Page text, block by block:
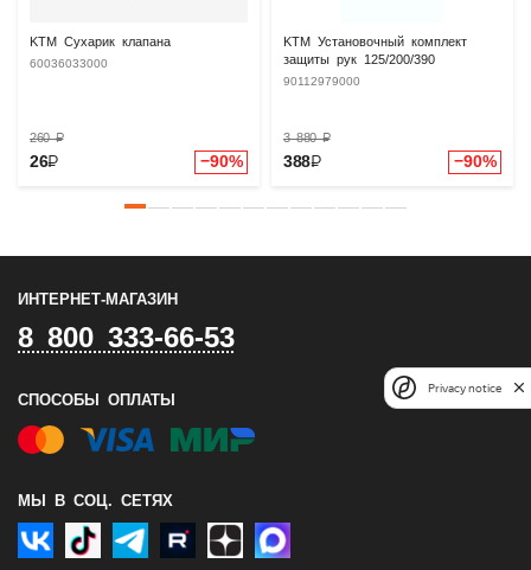
KTM Сухарик клапана
60036033000
260₽
26₽ −90%
KTM Установочный комплект
защиты рук 125/200/390
90112979000
3 880₽
388₽ −90%
ИНТЕРНЕТ-МАГАЗИН
8 800 333-66-53
СПОСОБЫ ОПЛАТЫ
МЫ В СОЦ. СЕТЯХ
Privacy notice